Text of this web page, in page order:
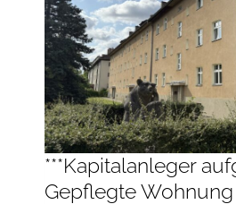
***Kapitalanleger
Gepflegte